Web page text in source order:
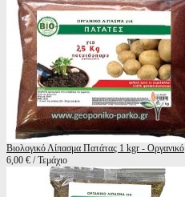
Βιολογικό Λίπασμα Πατάτας 1 kgr - Οργανικό
6,00 € / Τεμάχιο